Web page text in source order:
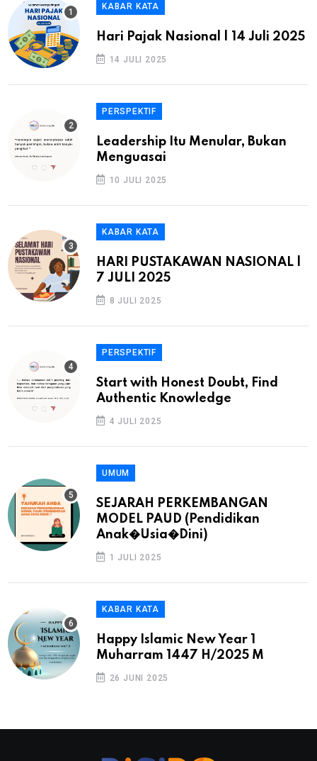
KABAR KATA
Hari Pajak Nasional | 14 Juli 2025
14 JULI 2025
PERSPEKTIF
Leadership Itu Menular, Bukan
Menguasai
10 JULI 2025
KABAR KATA
HARI PUSTAKAWAN NASIONAL |
7 JULI 2025
8 JULI 2025
PERSPEKTIF
Start with Honest Doubt, Find
Authentic Knowledge
4 JULI 2025
UMUM
SEJARAH PERKEMBANGAN
MODEL PAUD (Pendidikan
Anak�Usia�Dini)
1 JULI 2025
KABAR KATA
Happy Islamic New Year 1
Muharram 1447 H/2025 M
26 JUNI 2025